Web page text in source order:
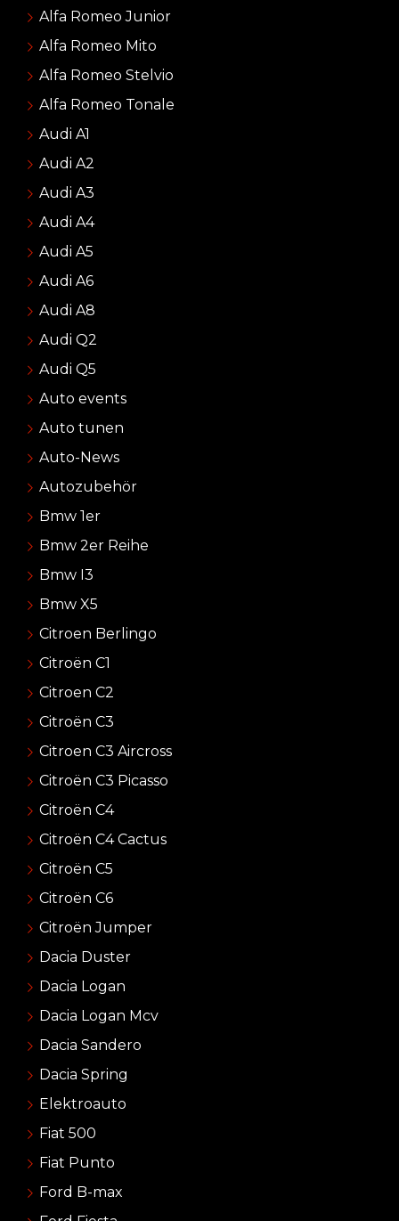
Alfa Romeo Junior
Alfa Romeo Mito
Alfa Romeo Stelvio
Alfa Romeo Tonale
Audi A1
Audi A2
Audi A3
Audi A4
Audi A5
Audi A6
Audi A8
Audi Q2
Audi Q5
Auto events
Auto tunen
Auto-News
Autozubehör
Bmw 1er
Bmw 2er Reihe
Bmw I3
Bmw X5
Citroen Berlingo
Citroën C1
Citroen C2
Citroën C3
Citroen C3 Aircross
Citroën C3 Picasso
Citroën C4
Citroën C4 Cactus
Citroën C5
Citroën C6
Citroën Jumper
Dacia Duster
Dacia Logan
Dacia Logan Mcv
Dacia Sandero
Dacia Spring
Elektroauto
Fiat 500
Fiat Punto
Ford B-max